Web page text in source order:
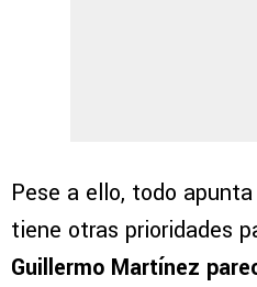
Pese a ello, todo
tiene otras prioridades
Guillermo Martínez